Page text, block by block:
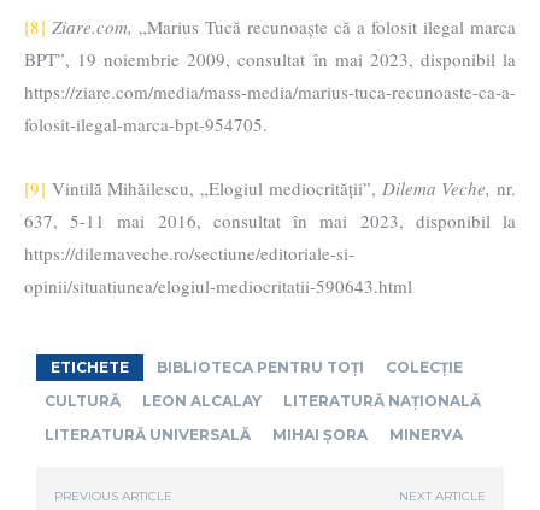
[8] Ziare.com, „Marius Tucă recunoaște că a folosit ilegal marca
BPT”, 19 noiembrie 2009, consultat în mai 2023, disponibil la
https://ziare.com/media/mass-media/marius-tuca-recunoaste-ca-a-
folosit-ilegal-marca-bpt-954705.
[9] Vintilă Mihăilescu, „Elogiul mediocrității”, Dilema Veche,nr.
637, 5-11 mai 2016, consultat în mai 2023, disponibil la
https://dilemaveche.ro/sectiune/editoriale-si-
opinii/situatiunea/elogiul-mediocritatii-590643.html
ETICHETE BIBLIOTECA PENTRU TOȚI
COLECȚIE
CULTURĂ
LEON ALCALAY
LITERATURĂ NAȚIONALĂ
LITERATURĂ UNIVERSALĂ
MIHAI ȘORA MINERVA
PREVIOUS ARTICLE NEXT ARTICLE